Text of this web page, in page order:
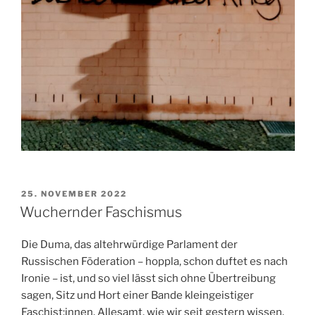
VERÖFFENTLICHT
AM
25. NOVEMBER 2022
Wuchernder Faschismus
Die Duma, das altehrwürdige Parlament der
Russischen Föderation – hoppla, schon duftet es nach
Ironie – ist, und so viel lässt sich ohne Übertreibung
sagen, Sitz und Hort einer Bande kleingeistiger
Faschist:innen. Allesamt, wie wir seit gestern wissen.